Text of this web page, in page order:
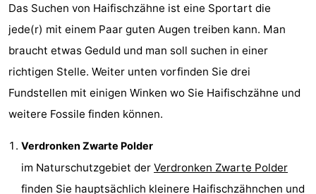
Heist
Zeebrugge
-
Wenduine
Wetter
Das Suchen von Haifischzähne ist eine Sportart die
jede(r) mit einem Paar guten Augen treiben kann. Man
braucht etwas Geduld und man soll suchen in einer
richtigen Stelle. Weiter unten vorfinden Sie drei
Fundstellen mit einigen Winken wo Sie Haifischzähne und
weitere Fossile finden können.
Verdronken Zwarte Polder
im Naturschutzgebiet der Verdronken Zwarte Polder
finden Sie hauptsächlich kleinere Haifischzähnchen und